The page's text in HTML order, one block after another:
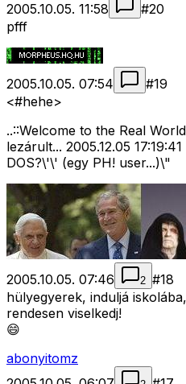
2005.10.05. 11:58
#20
pfff
2005.10.05. 07:54 #19
<#hehe>
..::Welcome to the Real
lezárult... 2005.12.05
DOS?\'\' (egy PH! user...)\"
2005.10.05. 07:46 2 #18
hülyegyerek, induljá
rendesen viselkedj!
😄
abonyitomz